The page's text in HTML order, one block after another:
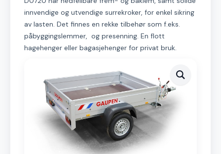
innvendige og utvendige surrekroker, for enkel sikring
av lasten. Det finnes en rekke tilbehør som f.eks.
påbyggingslemmer, og presenning. En flott
hagehenger eller bagasjehenger for privat bruk.